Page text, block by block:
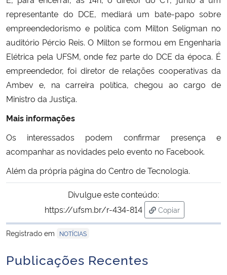
representante do DCE, mediará um bate-papo sobre
empreendedorismo e política com Milton Seligman no
auditório Pércio Reis. O Milton se formou em Engenharia
Elétrica pela UFSM, onde fez parte do DCE da época. É
empreendedor, foi diretor de relações cooperativas da
Ambev e, na carreira política, chegou ao cargo de
Ministro da Justiça.
Mais informações
Os interessados podem confirmar presença e
acompanhar as novidades pelo evento no Facebook.
Além da própria página do Centro de Tecnologia.
Divulgue este conteúdo:
https://ufsm.br/r-434-814
Copiar
para área de
Registrado em
NOTÍCIAS
Publicações Recentes